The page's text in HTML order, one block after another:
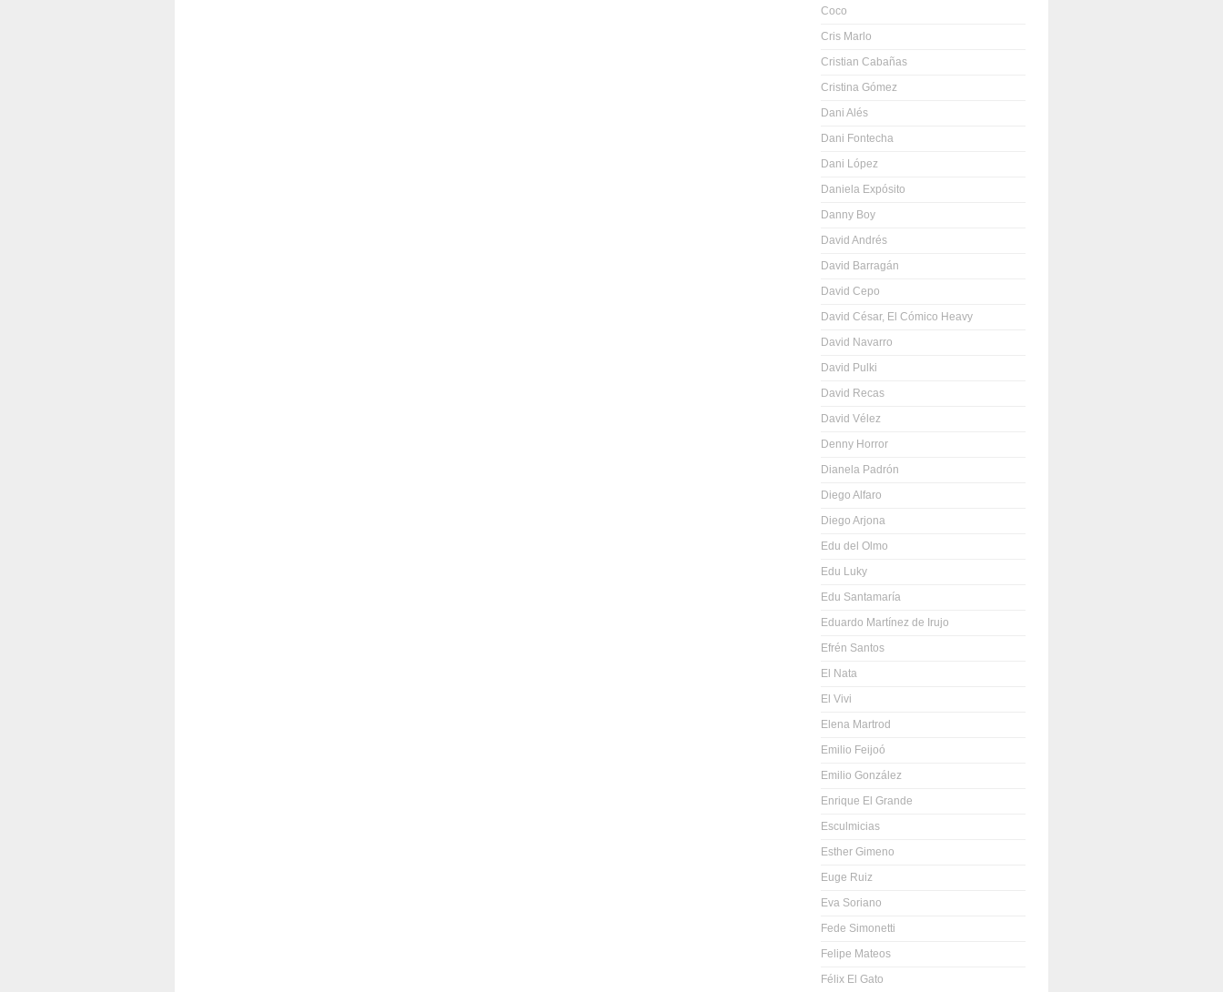
Coco
Cris Marlo
Cristian Cabañas
Cristina Gómez
Dani Alés
Dani Fontecha
Dani López
Daniela Expósito
Danny Boy
David Andrés
David Barragán
David Cepo
David César, El Cómico Heavy
David Navarro
David Pulki
David Recas
David Vélez
Denny Horror
Dianela Padrón
Diego Alfaro
Diego Arjona
Edu del Olmo
Edu Luky
Edu Santamaría
Eduardo Martínez de Irujo
Efrén Santos
El Nata
El Vivi
Elena Martrod
Emilio Feijoó
Emilio González
Enrique El Grande
Esculmicias
Esther Gimeno
Euge Ruiz
Eva Soriano
Fede Simonetti
Felipe Mateos
Félix El Gato